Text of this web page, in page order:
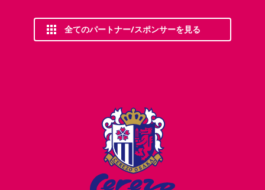
全てのパートナー/スポンサーを見る